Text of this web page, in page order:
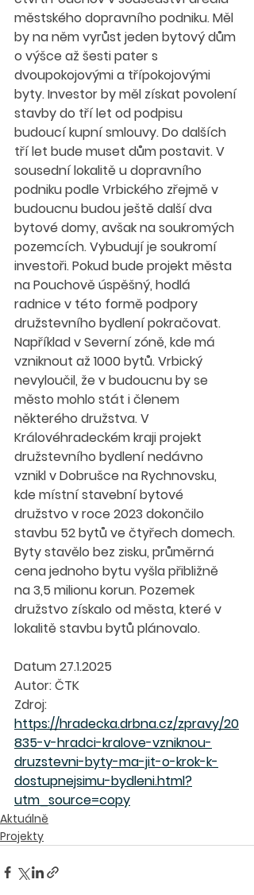
městského dopravního podniku. Měl
by na něm vyrůst jeden bytový dům
o výšce až šesti pater s
dvoupokojovými a třípokojovými
byty. Investor by měl získat povolení
stavby do tří let od podpisu
budoucí kupní smlouvy. Do dalších
tří let bude muset dům postavit. V
sousední lokalitě u dopravního
podniku podle Vrbického zřejmě v
budoucnu budou ještě další dva
bytové domy, avšak na soukromých
pozemcích. Vybudují je soukromí
investoři. Pokud bude projekt města
na Pouchově úspěšný, hodlá
radnice v této formě podpory
družstevního bydlení pokračovat.
Například v Severní zóně, kde má
vzniknout až 1000 bytů. Vrbický
nevyloučil, že v budoucnu by se
město mohlo stát i členem
některého družstva. V
Královéhradeckém kraji projekt
družstevního bydlení nedávno
vznikl v Dobrušce na Rychnovsku,
kde místní stavební bytové
družstvo v roce 2023 dokončilo
stavbu 52 bytů ve čtyřech domech.
Byty stavělo bez zisku, průměrná
cena jednoho bytu vyšla přibližně
na 3,5 milionu korun. Pozemek
družstvo získalo od města, které v
lokalitě stavbu bytů plánovalo.
Datum 27.1.2025
Autor: ČTK
Zdroj:
https://hradecka.drbna.cz/zpravy/20
835-v-hradci-kralove-vzniknou-
druzstevni-byty-ma-jit-o-krok-k-
dostupnejsimu-bydleni.html?
utm_source=copy
Aktuálně
Projekty